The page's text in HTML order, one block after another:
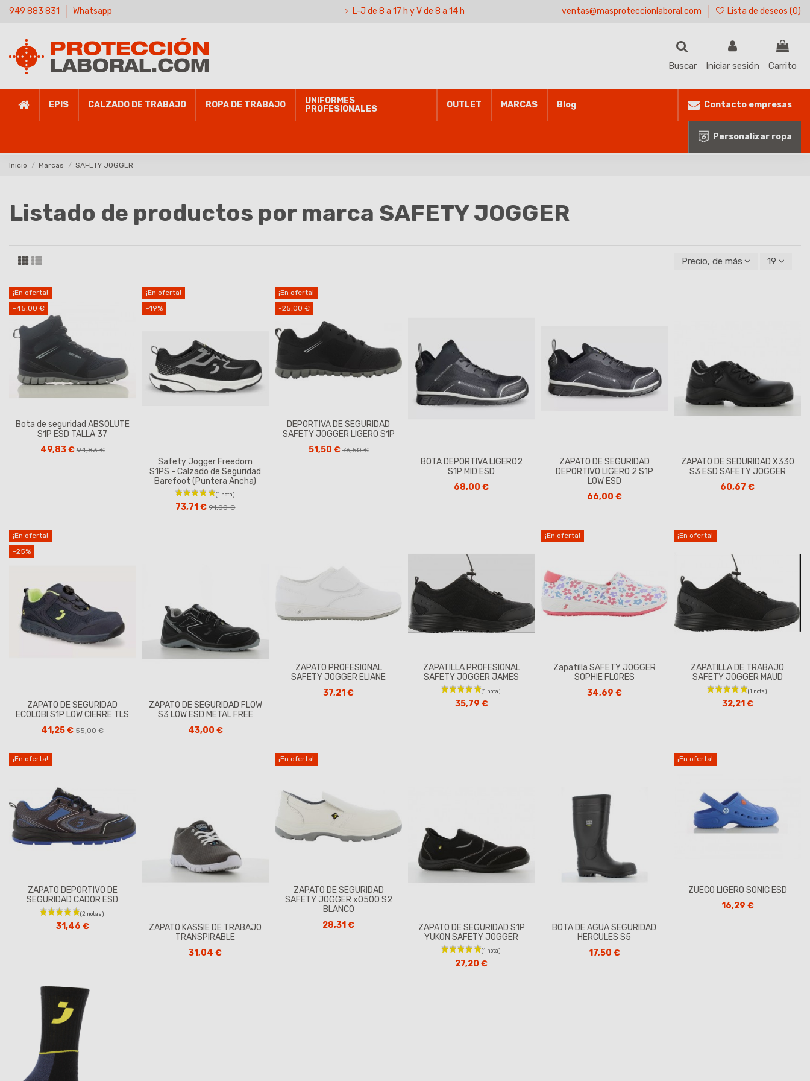
949 883 831 Whatsapp L-J de 8 a 17 h y V de 8 a 14 h ventas@masproteccionlaboral.com Lista de deseos (0)
Buscar Iniciar sesión Carrito
EPIS CALZADO DE TRABAJO ROPA DE TRABAJO
UNIFORMES
PROFESIONALES
OUTLET MARCAS Blog Contacto empresas
Personalizar ropa
Inicio Marcas SAFETY JOGGER
Listado de productos por marca SAFETY JOGGER
Precio, de más alto a más bajo
19
¡En oferta!
-45,00 €
Bota de seguridad ABSOLUTE
S1P ESD TALLA 37
49,83 € 94,83 €
¡En oferta!
-19%
Safety Jogger Freedom
S1PS - Calzado de Seguridad
Barefoot (Puntera Ancha)
(1 nota)
73,71 €91,00 €
¡En oferta!
-25,00 €
DEPORTIVA DE SEGURIDAD
SAFETY JOGGER LIGERO S1P
51,50 €76,50 €
BOTA DEPORTIVA LIGERO2
S1P MID ESD
68,00 €
ZAPATO DE SEGURIDAD
DEPORTIVO LIGERO 2 S1P
LOW ESD
66,00 €
ZAPATO DE SEDURIDAD X330
S3 ESD SAFETY JOGGER
60,67 €
¡En oferta!
-25%
ZAPATO DE SEGURIDAD
ECOLOBI S1P LOW CIERRE TLS
41,25 €55,00 €
ZAPATO DE SEGURIDAD FLOW
S3 LOW ESD METAL FREE
43,00 €
ZAPATO PROFESIONAL
SAFETY JOGGER ELIANE
37,21 €
ZAPATILLA PROFESIONAL
SAFETY JOGGER JAMES
35,79 €
¡En oferta!
Zapatilla SAFETY JOGGER
SOPHIE FLORES
34,69 €
¡En oferta!
ZAPATILLA DE TRABAJO
SAFETY JOGGER MAUD
32,21 €
¡En oferta!
ZAPATO DEPORTIVO DE
SEGURIDAD CADOR ESD
31,46 €
ZAPATO KASSIE DE TRABAJO
TRANSPIRABLE
31,04 €
¡En oferta!
ZAPATO DE SEGURIDAD
SAFETY JOGGER x0500 S2
BLANCO
28,31 €
ZAPATO DE SEGURIDAD S1P
YUKON SAFETY JOGGER
27,20 €
BOTA DE AGUA SEGURIDAD
HERCULES S5
17,50 €
¡En oferta!
ZUECO LIGERO SONIC ESD
16,29 €